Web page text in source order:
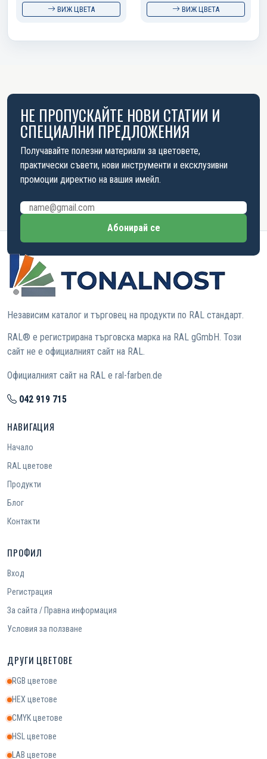
ВИЖ ЦВЕТА ВИЖ ЦВЕТА
НЕ ПРОПУСКАЙТЕ НОВИ СТАТИИ И
СПЕЦИАЛНИ ПРЕДЛОЖЕНИЯ
Получавайте полезни материали за цветовете,
практически съвети, нови инструменти и ексклузивни
промоции директно на вашия имейл.
Имейл адрес
Абонирай се
Независим каталог и търговец на продукти по RAL стандарт.
RAL® е регистрирана търговска марка на RAL gGmbH. Този
сайт не е официалният сайт на RAL.
Официалният сайт на RAL е ral-farben.de
042 919 715
НАВИГАЦИЯ
Начало
RAL цветове
Продукти
Блог
Контакти
ПРОФИЛ
Вход
Регистрация
За сайта / Правна информация
Условия за ползване
ДРУГИ ЦВЕТОВЕ
RGB цветове
HEX цветове
CMYK цветове
HSL цветове
LAB цветове